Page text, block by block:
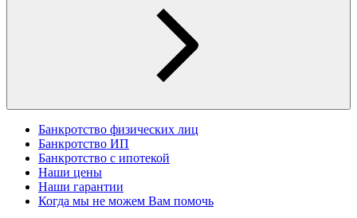
Банкротство физических лиц
Банкротство ИП
Банкротство с ипотекой
Наши цены
Наши гарантии
Когда мы не можем Вам помочь